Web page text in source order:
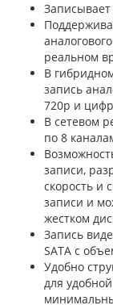
реальном
В
запись
720р и
В сетевом
по 8
записи,
скорость и
записи и
жестком
Запись
SATA с
Удобно
для